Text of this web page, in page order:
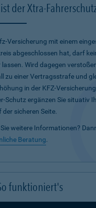
der Xtra-
Versicherung mit einem
abgeschlossen hat, darf
lassen. Wird dagegen
zu einer Vertragsstrafe und
in der KFZ-
Schutz ergänzen Sie situativ
der sicheren Seite.
weitere Informationen?
Beratung.
funktioniert's